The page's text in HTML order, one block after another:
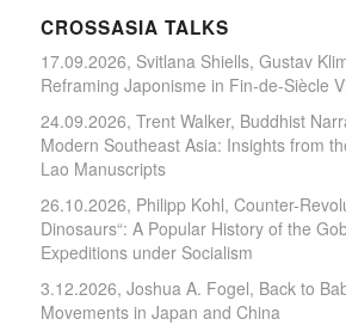
CROSSASIA TALKS
17.09.2026, Svitlana Shiells, Gustav
Reframing Japonisme in Fin-de-Siècle
24.09.2026, Trent Walker, Buddhist
Modern Southeast Asia: Insights from
Lao Manuscripts
26.10.2026, Philipp Kohl, Counter-
Dinosaurs“: A Popular History of the
Expeditions under Socialism
3.12.2026, Joshua A. Fogel, Back to
Movements in Japan and China